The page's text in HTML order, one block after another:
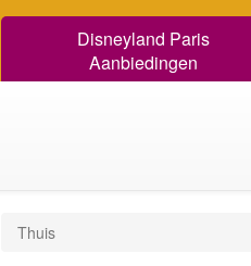
Disneyland Paris
Aanbiedingen
Thuis